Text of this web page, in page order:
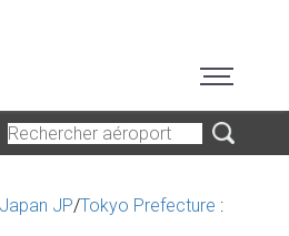
Japan JP/Tokyo Prefecture :